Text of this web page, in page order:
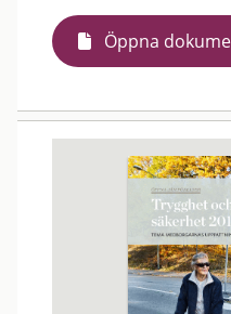
Öppna